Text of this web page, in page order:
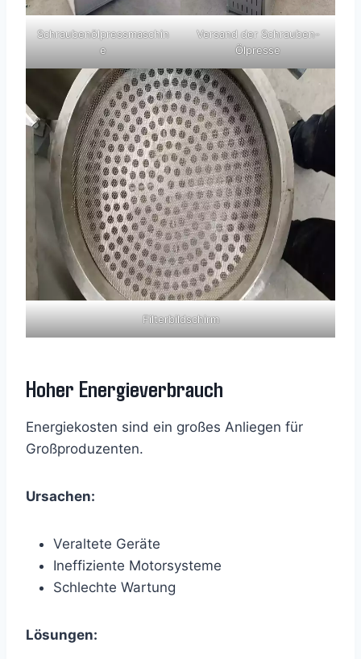
Schraubenölpressmaschin
e
Versand der Schrauben-
Ölpresse
Filterbildschirm
Hoher Energieverbrauch
Energiekosten sind ein großes Anliegen für
Großproduzenten.
Ursachen:
Veraltete Geräte
Ineffiziente Motorsysteme
Schlechte Wartung
Lösungen: